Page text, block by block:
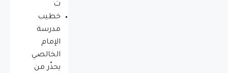
ت
خطيب
مدرسة
الإمام
الخالصي
يحذّر من